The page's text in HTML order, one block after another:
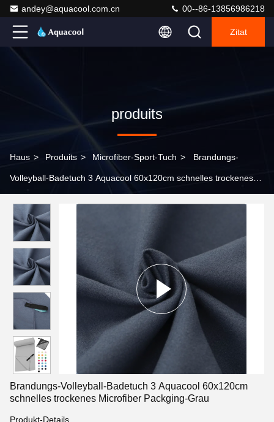
andey@aquacool.com.cn 00--86-13856986218
Zitat
produits
Haus > Produits > Microfiber-Sport-Tuch > Brandungs-
Volleyball-Badetuch 3 Aquacool 60x120cm schnelles trockenes
Brandungs-Volleyball-Badetuch 3 Aquacool 60x120cm
schnelles trockenes Microfiber Packging-Grau
Produkt-Details